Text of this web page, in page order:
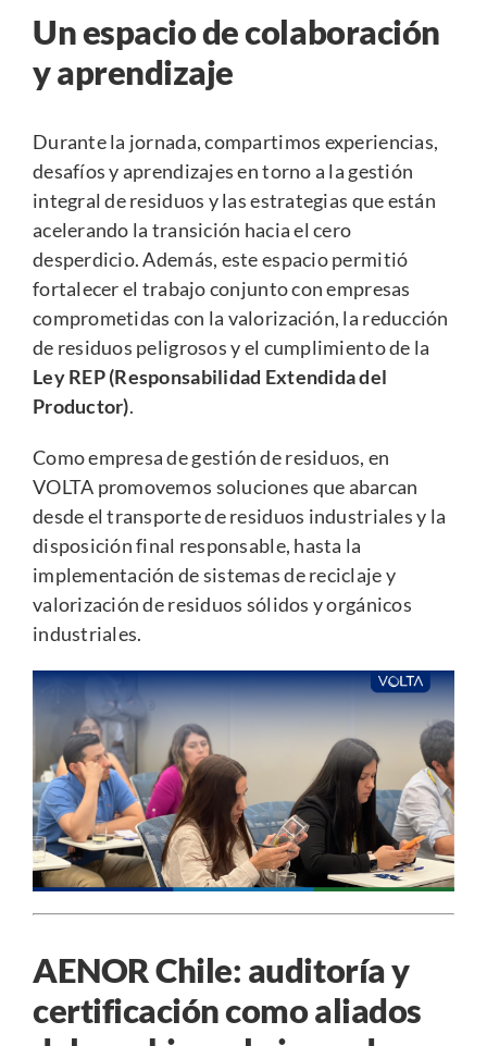
Un espacio de colaboración
y aprendizaje
Durante la jornada, compartimos experiencias,
desafíos y aprendizajes en torno a la gestión
integral de residuos y las estrategias que están
acelerando la transición hacia el cero
desperdicio. Además, este espacio permitió
fortalecer el trabajo conjunto con empresas
comprometidas con la valorización, la reducción
de residuos peligrosos y el cumplimiento de la
Ley REP (Responsabilidad Extendida del
Productor).
Como empresa de gestión de residuos, en
VOLTA promovemos soluciones que abarcan
desde el transporte de residuos industriales y la
disposición final responsable, hasta la
implementación de sistemas de reciclaje y
valorización de residuos sólidos y orgánicos
industriales.
AENOR Chile: auditoría y
certificación como aliados